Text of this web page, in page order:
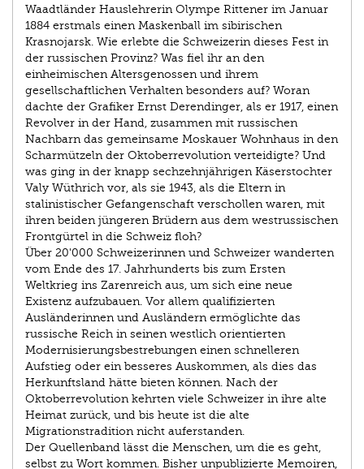
Waadtländer Hauslehrerin Olympe Rittener im Januar
1884 erstmals einen Maskenball im sibirischen
Krasnojarsk. Wie erlebte die Schweizerin dieses Fest in
der russischen Provinz? Was fiel ihr an den
einheimischen Altersgenossen und ihrem
gesellschaftlichen Verhalten besonders auf? Woran
dachte der Grafiker Ernst Derendinger, als er 1917, einen
Revolver in der Hand, zusammen mit russischen
Nachbarn das gemeinsame Moskauer Wohnhaus in den
Scharmützeln der Oktoberrevolution verteidigte? Und
was ging in der knapp sechzehnjährigen Käserstochter
Valy Wüthrich vor, als sie 1943, als die Eltern in
stalinistischer Gefangenschaft verschollen waren, mit
ihren beiden jüngeren Brüdern aus dem westrussischen
Frontgürtel in die Schweiz floh?
Über 20'000 Schweizerinnen und Schweizer wanderten
vom Ende des 17. Jahrhunderts bis zum Ersten
Weltkrieg ins Zarenreich aus, um sich eine neue
Existenz aufzubauen. Vor allem qualifizierten
Ausländerinnen und Ausländern ermöglichte das
russische Reich in seinen westlich orientierten
Modernisierungsbestrebungen einen schnelleren
Aufstieg oder ein besseres Auskommen, als dies das
Herkunftsland hätte bieten können. Nach der
Oktoberrevolution kehrten viele Schweizer in ihre alte
Heimat zurück, und bis heute ist die alte
Migrationstradition nicht auferstanden.
Der Quellenband lässt die Menschen, um die es geht,
selbst zu Wort kommen. Bisher unpublizierte Memoiren,